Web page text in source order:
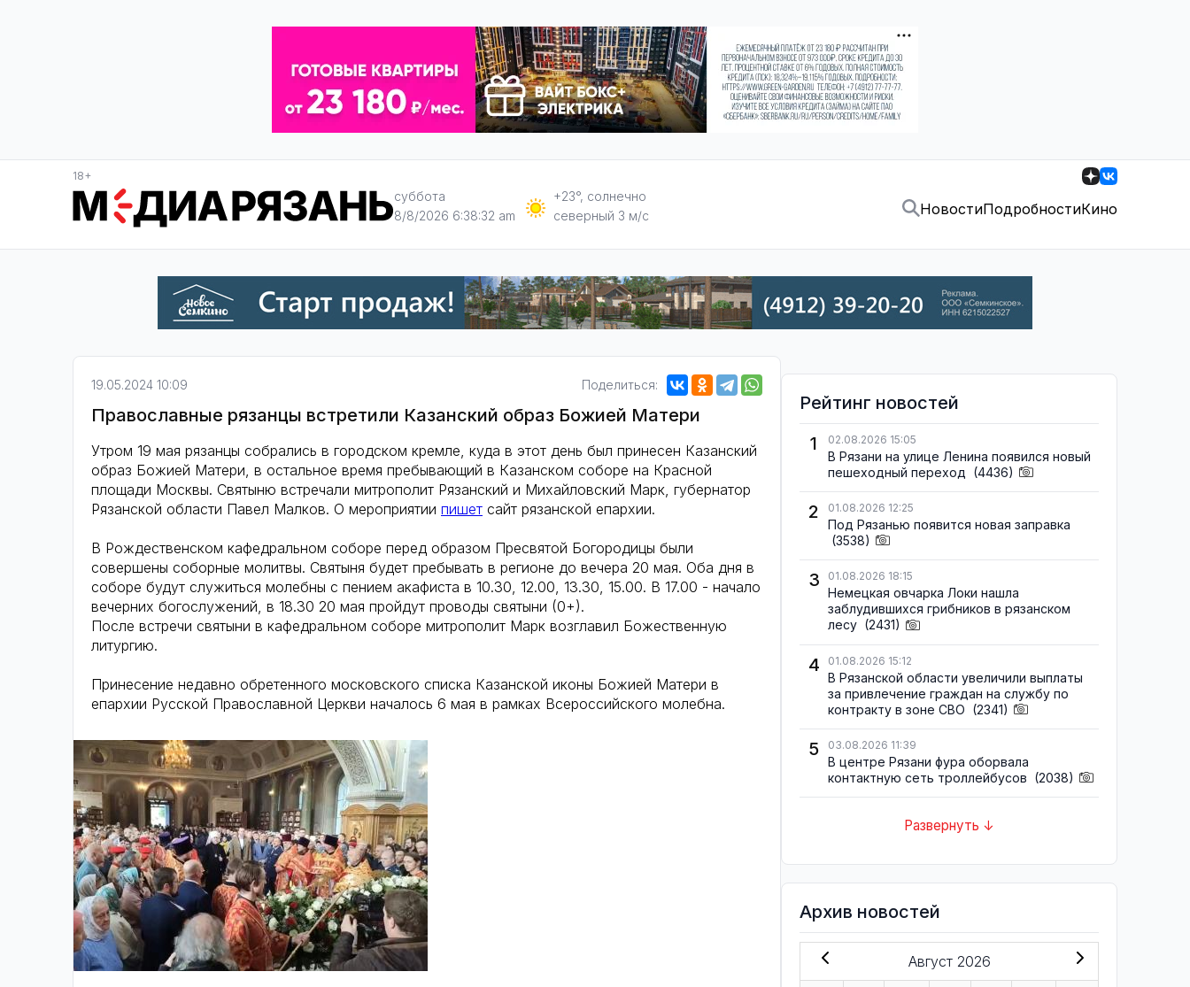
18+
суббота
8/8/2026 6:38:32 am
+23°, солнечно
северный 3 м/с
НовостиПодробностиКино
19.05.2024 10:09 Поделиться:
Православные рязанцы встретили Казанский образ Божией Матери
Утром 19 мая рязанцы собрались в городском кремле, куда в этот день был принесен Казанский
образ Божией Матери, в остальное время пребывающий в Казанском соборе на Красной
площади Москвы. Святыню встречали митрополит Рязанский и Михайловский Марк, губернатор
Рязанской области Павел Малков. О мероприятии пишет сайт рязанской епархии.
В Рождественском кафедральном соборе перед образом Пресвятой Богородицы были
совершены соборные молитвы. Святыня будет пребывать в регионе до вечера 20 мая. Оба дня в
соборе будут служиться молебны с пением акафиста в 10.30, 12.00, 13.30, 15.00. В 17.00 - начало
вечерних богослужений, в 18.30 20 мая пройдут проводы святыни (0+).
После встречи святыни в кафедральном соборе митрополит Марк возглавил Божественную
литургию.
Принесение недавно обретенного московского списка Казанской иконы Божией Матери в
епархии Русской Православной Церкви началось 6 мая в рамках Всероссийского молебна.
Рейтинг новостей
1
02.08.2026 15:05
В Рязани на улице Ленина появился новый
пешеходный переход (4436)
2 01.08.2026 12:25
Под Рязанью появится новая заправка
(3538)
3 01.08.2026 18:15
Немецкая овчарка Локи нашла
заблудившихся грибников в рязанском
лесу (2431)
4 01.08.2026 15:12
В Рязанской области увеличили выплаты
за привлечение граждан на службу по
контракту в зоне СВО (2341)
5 03.08.2026 11:39
В центре Рязани фура оборвала
контактную сеть троллейбусов (2038)
Развернуть ↓
Архив новостей
Август 2026